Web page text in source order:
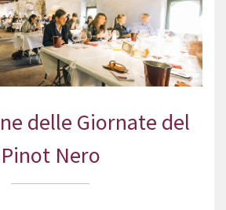
delle Giornate del
Pinot Nero